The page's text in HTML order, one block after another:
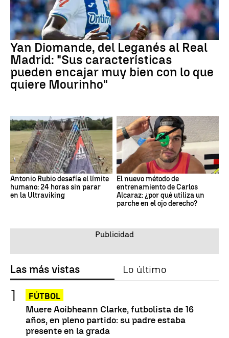
Yan Diomande, del Leganés al Real
Madrid: "Sus características
pueden encajar muy bien con lo que
quiere Mourinho"
Antonio Rubio desafía el límite
humano: 24 horas sin parar
en la Ultraviking
El nuevo método de
entrenamiento de Carlos
Alcaraz: ¿por qué utiliza un
parche en el ojo derecho?
Las más vistas Lo último
FÚTBOL
Muere Aoibheann Clarke, futbolista de 16
años, en pleno partido: su padre estaba
presente en la grada